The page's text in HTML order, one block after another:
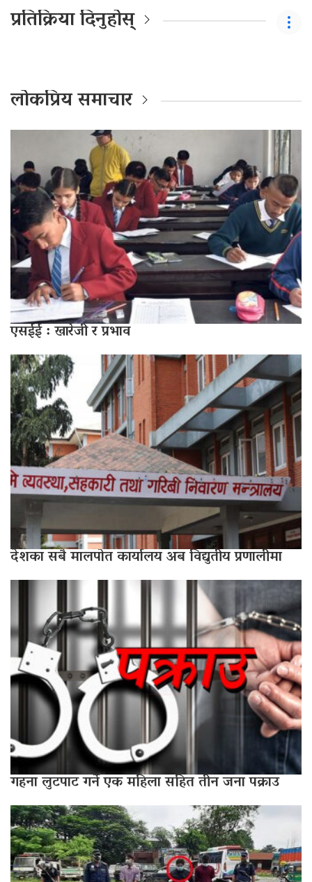
प्रतिक्रिया दिनुहोस्
लोकप्रिय समाचार
एसईई : खारेजी र प्रभाव
देशका सबै मालपोत कार्यालय अब विद्युतीय प्रणालीमा
गहना लुटपाट गर्ने एक महिला सहित तीन जना पक्राउ